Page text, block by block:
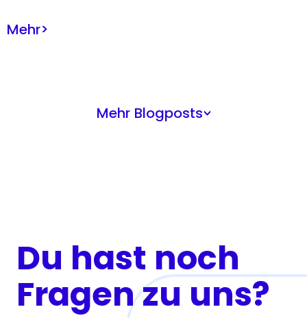
Mehr>
Mehr Blogposts>
Du hast noch
Fragen zu uns?